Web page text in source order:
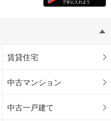
賃貸住宅
中古マンション
中古一戸建て